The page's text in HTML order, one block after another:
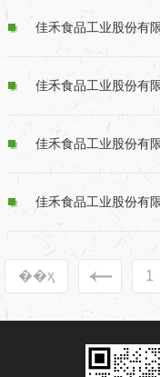
佳禾食品工业股份有
佳禾食品工业股份有
佳禾食品工业股份有
佳禾食品工业股份有
��ҳ 1